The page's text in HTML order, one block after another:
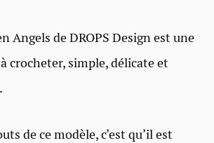
Angels de DROPS Design est une
crocheter, simple, délicate et
de ce modèle, c’est qu’il est